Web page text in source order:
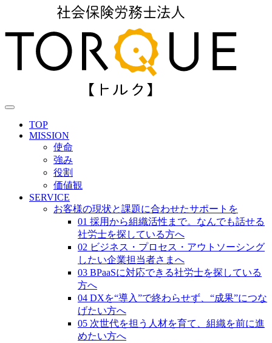
TOP
MISSION
使命
強み
役割
価値観
SERVICE
お客様の現状と課題に合わせたサポートを
01 採用から組織活性まで。なんでも話せる
社労士を探している方へ
02 ビジネス・プロセス・アウトソーシング
したい企業担当者さまへ
03 BPaaSに対応できる社労士を探している
方へ
04 DXを“導入”で終わらせず、“成果”につな
げたい方へ
05 次世代を担う人材を育て、組織を前に進
めたい方へ